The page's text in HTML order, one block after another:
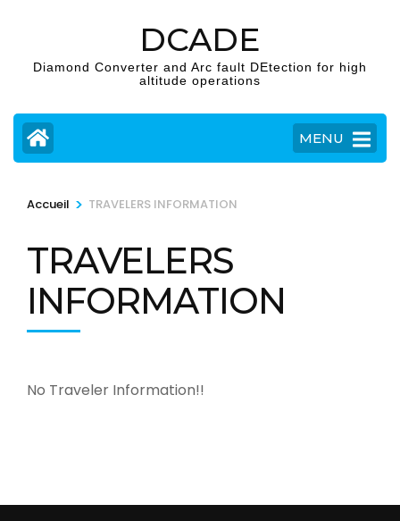
contenu
Entrée)
DCADE
Diamond Converter and Arc fault DEtection for high
altitude operations
MENU
Accueil > TRAVELERS INFORMATION
TRAVELERS
INFORMATION
No Traveler Information!!